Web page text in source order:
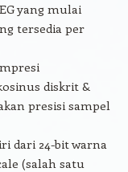
yang mulai
tersedia per
diskrit &
presisi sampel
dari 24-bit warna
(salah satu